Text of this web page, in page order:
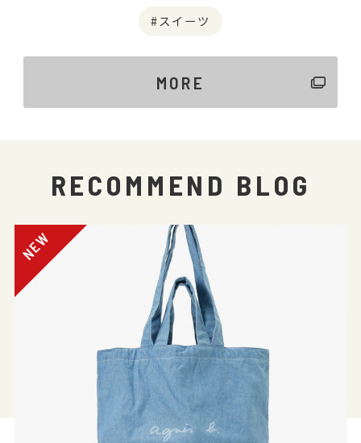
スイーツ
MORE
RECOMMEND BLOG